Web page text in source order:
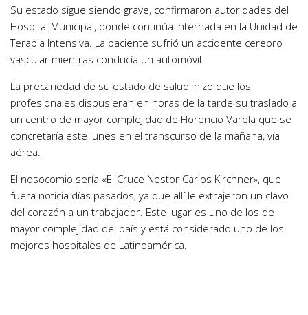
Su estado sigue siendo grave, confirmaron autoridades del
Hospital Municipal, donde continúa internada en la Unidad de
Terapia Intensiva. La paciente sufrió un accidente cerebro
vascular mientras conducía un automóvil.
La precariedad de su estado de salud, hizo que los
profesionales dispusieran en horas de la tarde su traslado a
un centro de mayor complejidad de Florencio Varela que se
concretaría este lunes en el transcurso de la mañana, vía
aérea.
El nosocomio sería «El Cruce Nestor Carlos Kirchner», que
fuera noticia días pasados, ya que allí le extrajeron un clavo
del corazón a un trabajador. Este lugar es uno de los de
mayor complejidad del país y está considerado uno de los
mejores hospitales de Latinoamérica.